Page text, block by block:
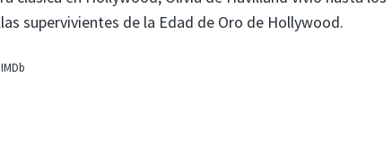
supervivientes de la Edad de Oro de Hollywood.
IMDb